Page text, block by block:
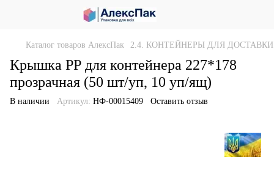
Каталог товаров АлексПак 2.4. КОНТЕЙНЕРЫ ДЛЯ
Крышка РР для контейнера 227*178
прозрачная (50 шт/уп, 10 уп/ящ)
В наличии Артикул: НФ-00015409 Оставить отзыв